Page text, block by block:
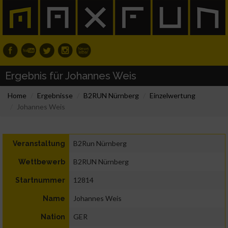
Ergebnis für Johannes Weis
Home Ergebnisse B2RUN Nürnberg
Einzelwertung
Johannes Weis
Veranstaltung B2Run Nürnberg
Wettbewerb B2RUN Nürnberg
Startnummer 12814
Name Johannes Weis
Nation GER